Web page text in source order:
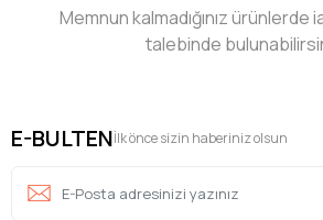
Memnun kalmadığınız ürünlerde
talebinde
E-BULTENİlk önce sizin haberiniz olsun